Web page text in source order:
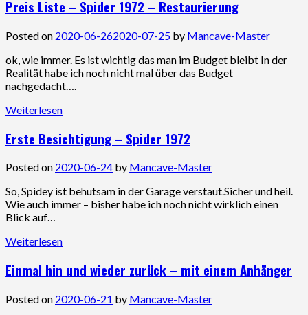
Preis Liste – Spider 1972 – Restaurierung
Posted on 2020-06-262020-07-25 by Mancave-Master
ok, wie immer. Es ist wichtig das man im Budget bleibt In der
Realität habe ich noch nicht mal über das Budget
nachgedacht….
Weiterlesen
Erste Besichtigung – Spider 1972
Posted on 2020-06-24 by Mancave-Master
So, Spidey ist behutsam in der Garage verstaut.Sicher und heil.
Wie auch immer – bisher habe ich noch nicht wirklich einen
Blick auf…
Weiterlesen
Einmal hin und wieder zurück – mit einem Anhänger
Posted on 2020-06-21 by Mancave-Master